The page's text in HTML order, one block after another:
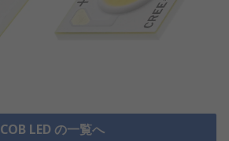
COB LED の一覧へ